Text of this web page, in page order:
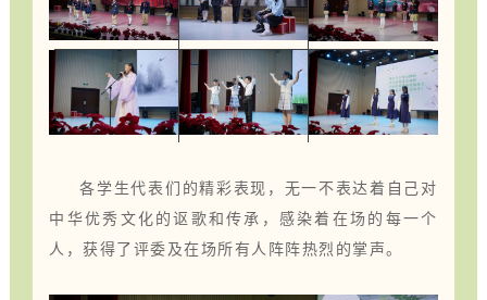
各学生代表们的精彩表现，无一不表达着自己对
中华优秀文化的讴歌和传承，感染着在场的每一个
人，获得了评委及在场所有人阵阵热烈的掌声。